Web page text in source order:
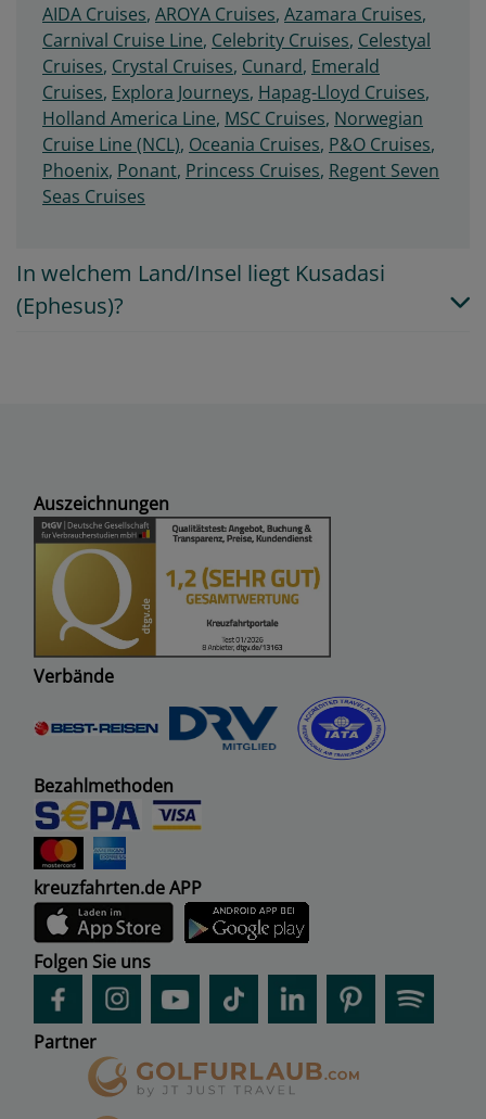
AIDA Cruises, AROYA Cruises, Azamara Cruises,
Carnival Cruise Line, Celebrity Cruises, Celestyal
Cruises, Crystal Cruises, Cunard, Emerald
Cruises, Explora Journeys, Hapag-Lloyd Cruises,
Holland America Line, MSC Cruises, Norwegian
Cruise Line (NCL), Oceania Cruises, P&O Cruises,
Phoenix, Ponant, Princess Cruises, Regent Seven
Seas Cruises
In welchem Land/Insel liegt Kusadasi
(Ephesus)?
Auszeichnungen
Verbände
Bezahlmethoden
kreuzfahrten.de APP
Folgen Sie uns
Partner